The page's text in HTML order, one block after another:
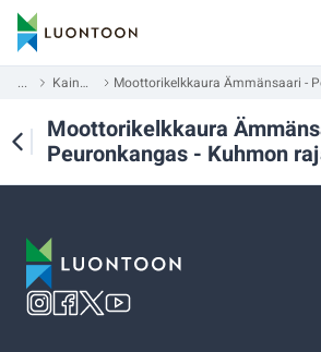
... Kainuu
Moottorikelkkaura
Peuronkangas - Kuhmon